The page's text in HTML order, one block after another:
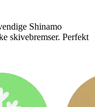
Shinamo
skivebremser. Perfekt